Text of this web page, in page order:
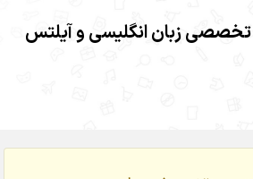
زبان انگلیسی و آیلتس